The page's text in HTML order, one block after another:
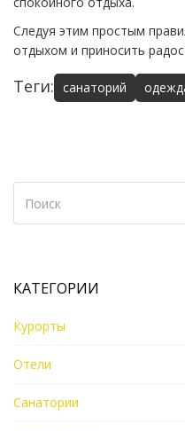
Следуя этим простым
отдыхом и приносить
Теги: санаторий
КАТЕГОРИИ
Курорты
Отели
Санатории